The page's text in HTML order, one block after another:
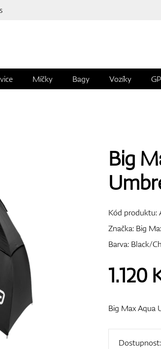
Míčky Bagy Vozíky
Big
Kód produktu:
Značka: Big
Barva: Black/
1.120
Big Max Aqua
Dostupnost: